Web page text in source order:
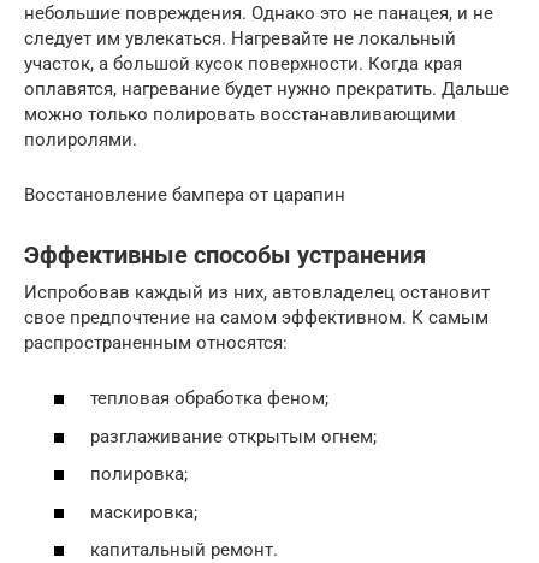
небольшие повреждения. Однако это не панацея, и не
следует им увлекаться. Нагревайте не локальный
участок, а большой кусок поверхности. Когда края
оплавятся, нагревание будет нужно прекратить. Дальше
можно только полировать восстанавливающими
полиролями.
Восстановление бампера от царапин
Эффективные способы устранения
Испробовав каждый из них, автовладелец остановит
свое предпочтение на самом эффективном. К самым
распространенным относятся:
тепловая обработка феном;
разглаживание открытым огнем;
полировка;
маскировка;
капитальный ремонт.